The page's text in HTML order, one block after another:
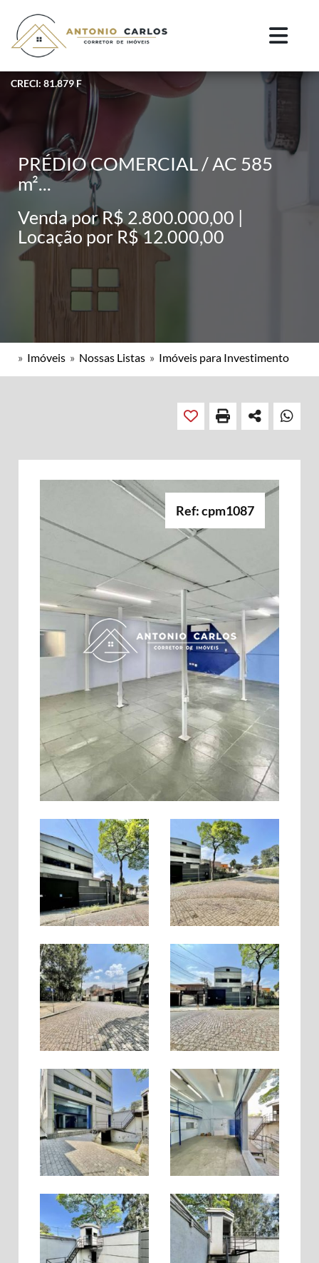
CRECI: 81.879 F
PRÉDIO COMERCIAL / AC 585
m²...
Venda por R$ 2.800.000,00 |
Locação por R$ 12.000,00
» Imóveis » Nossas Listas » Imóveis para Investimento
Ref: cpm1087